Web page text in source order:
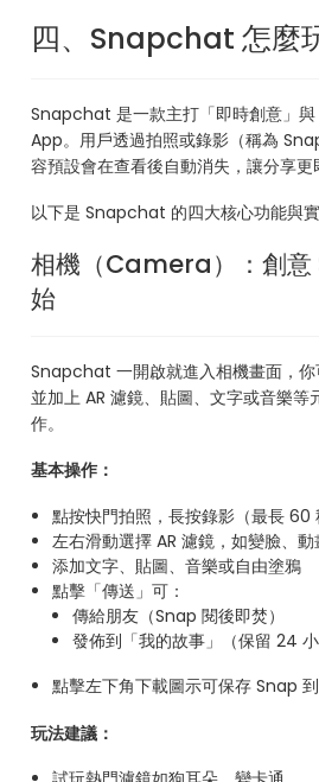
四、Snapchat 怎麼
Snapchat 是一款主打「即時創意」
App。用戶透過拍照或錄影（稱為
容預設會在查看後自動消失，讓分享更
以下是 Snapchat 的四大核心功能與實
相機（Camera）：創意
始
Snapchat 一開啟就進入相機畫面，你
並加上 AR 濾鏡、貼圖、文字或音樂
作。
基本操作：
點按快門拍照，長按錄影（最長 60
左右滑動選擇 AR 濾鏡，如變臉、
添加文字、貼圖、音樂或自由塗鴉
點擊「傳送」可：
傳給朋友（Snap 閱後即焚）
發佈到「我的故事」（保留 24 小
點擊左下角下載圖示可保存 Snap
玩法建議：